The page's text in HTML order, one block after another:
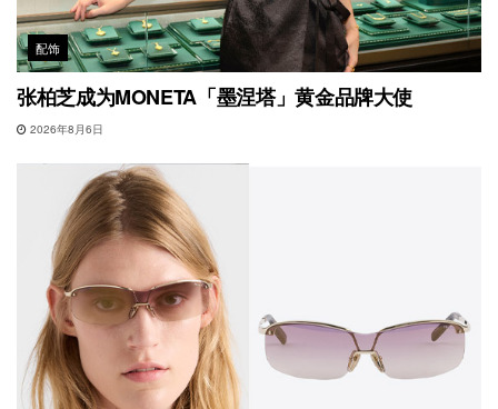
配饰
张柏芝成为MONETA「墨涅塔」黄金品牌大使
2026年8月6日